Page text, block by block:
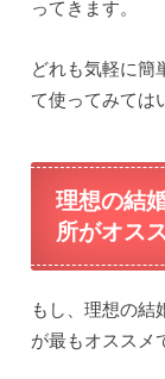
ってきます。
どれも気軽に簡
て使ってみては
理想の結
所がオス
もし、理想の結
が最もオススメ